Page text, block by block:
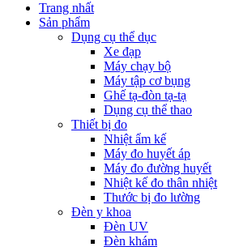
Trang nhất
Sản phẩm
Dụng cụ thể dục
Xe đạp
Máy chạy bộ
Máy tập cơ bụng
Ghế tạ-đòn tạ-tạ
Dụng cụ thể thao
Thiết bị đo
Nhiệt ẩm kế
Máy đo huyết áp
Máy đo đường huyết
Nhiệt kế đo thân nhiệt
Thước bị đo lường
Đèn y khoa
Đèn UV
Đèn khám